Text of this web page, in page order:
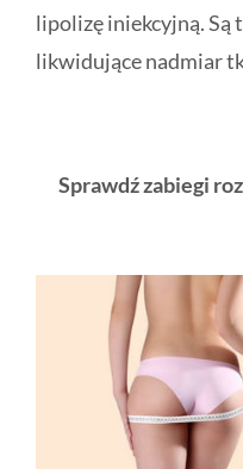
lipolizę iniekcyjną. Są
likwidujące nadmiar
Sprawdź zabiegi